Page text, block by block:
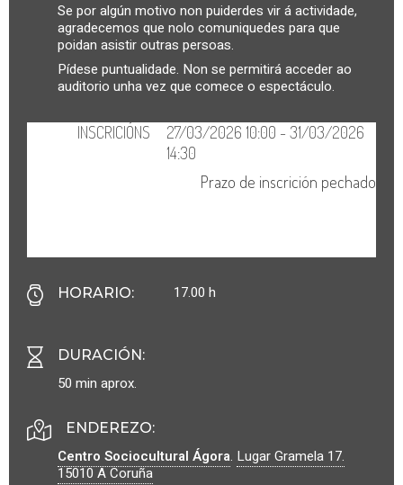
Se por algún motivo non puiderdes vir á actividade,
agradecemos que nolo comuniquedes para que
poidan asistir outras persoas.
Pídese puntualidade. Non se permitirá acceder ao
auditorio unha vez que comece o espectáculo.
HORARIO: 17.00 h
DURACIÓN:
50 min aprox.
ENDEREZO:
Centro Sociocultural Ágora. Lugar Gramela 17.
15010A Coruña